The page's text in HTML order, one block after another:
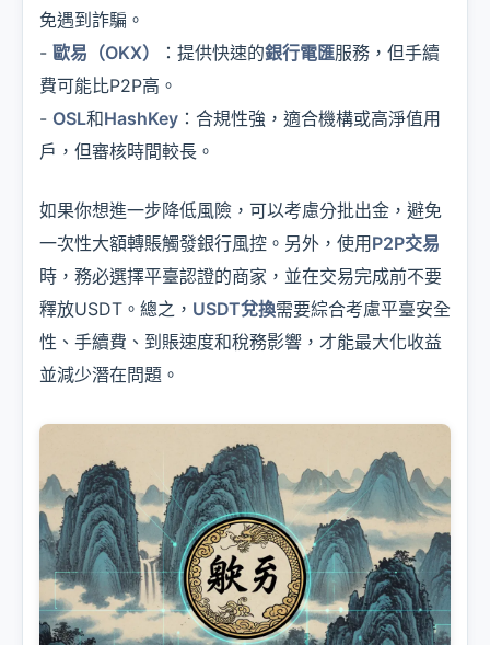
免遇到詐騙。
- 歐易（OKX） ：提供快速的銀行電匯服務，但手續
費可能比P2P高。
- OSL和HashKey ：合規性強，適合機構或高淨值用
戶，但審核時間較長。
如果你想進一步降低風險，可以考慮分批出金，避免
一次性大額轉賬觸發銀行風控。另外，使用 P2P交易
時，務必選擇平臺認證的商家，並在交易完成前不要
釋放USDT。總之， USDT兌換需要綜合考慮平臺安全
性、手續費、到賬速度和稅務影響，才能最大化收益
並減少潛在問題。